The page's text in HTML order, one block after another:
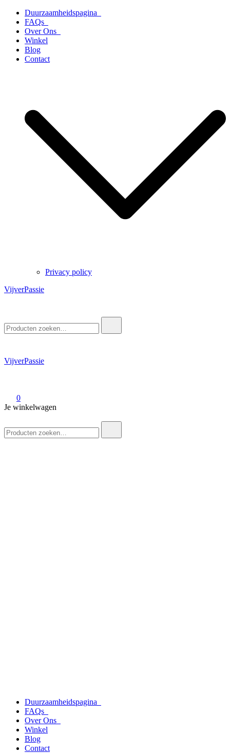
naar
inhoud
Duurzaamheidspagina
FAQs
Over Ons
Winkel
Blog
Contact
Privacy policy
VijverPassie
naar:
VijverPassie
0
Je winkelwagen
naar:
Duurzaamheidspagina
FAQs
Over Ons
Winkel
Blog
Contact